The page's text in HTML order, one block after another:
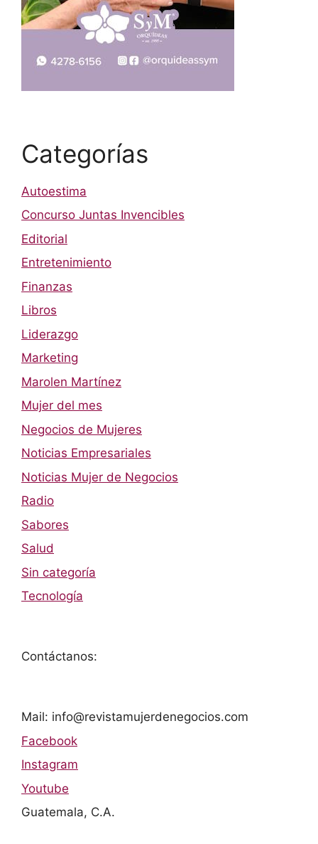
Categorías
Autoestima
Concurso Juntas Invencibles
Editorial
Entretenimiento
Finanzas
Libros
Liderazgo
Marketing
Marolen Martínez
Mujer del mes
Negocios de Mujeres
Noticias Empresariales
Noticias Mujer de Negocios
Radio
Sabores
Salud
Sin categoría
Tecnología
Contáctanos:
Mail: info@revistamujerdenegocios.com
Facebook
Instagram
Youtube
Guatemala, C.A.